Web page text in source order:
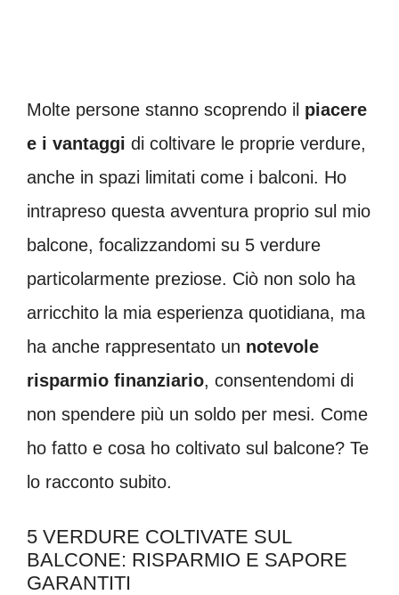
Molte persone stanno scoprendo il piacere
e i vantaggi di coltivare le proprie verdure,
anche in spazi limitati come i balconi. Ho
intrapreso questa avventura proprio sul mio
balcone, focalizzandomi su 5 verdure
particolarmente preziose. Ciò non solo ha
arricchito la mia esperienza quotidiana, ma
ha anche rappresentato un notevole
risparmio finanziario, consentendomi di
non spendere più un soldo per mesi. Come
ho fatto e cosa ho coltivato sul balcone? Te
lo racconto subito.
5 VERDURE COLTIVATE SUL
BALCONE: RISPARMIO E SAPORE
GARANTITI